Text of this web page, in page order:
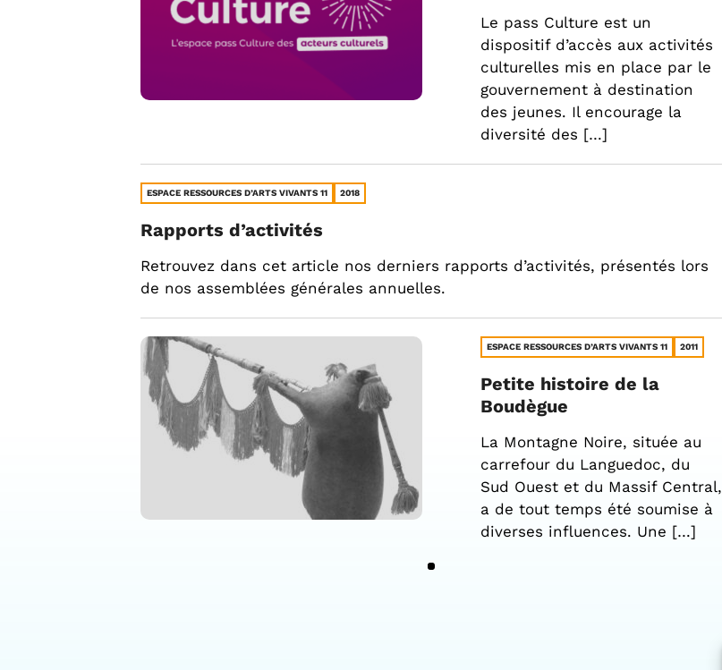
Le pass Culture est un
dispositif d’accès aux activités
culturelles mis en place par le
gouvernement à destination
des jeunes. Il encourage la
diversité des […]
ESPACE RESSOURCES D’ARTS VIVANTS 11 2018
Rapports d’activités
Retrouvez dans cet article nos derniers rapports d’activités, présentés lors
de nos assemblées générales annuelles.
ESPACE RESSOURCES D’ARTS VIVANTS 11 2011
Petite histoire de la
Boudègue
La Montagne Noire, située au
carrefour du Languedoc, du
Sud Ouest et du Massif Central,
a de tout temps été soumise à
diverses influences. Une […]